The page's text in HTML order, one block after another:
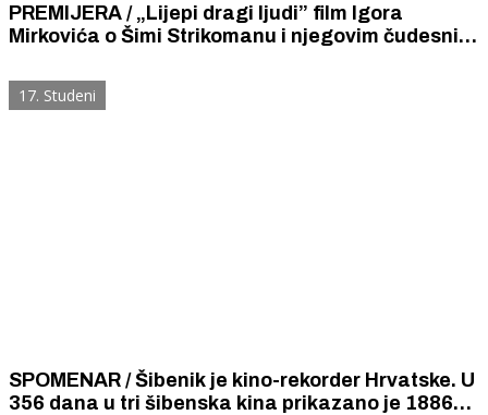
PREMIJERA / „Lijepi dragi ljudi” film Igora
Mirkovića o Šimi Strikomanu i njegovim čudesnim
17. Studeni
SPOMENAR / Šibenik je kino-rekorder Hrvatske. U
356 dana u tri šibenska kina prikazano je 1886